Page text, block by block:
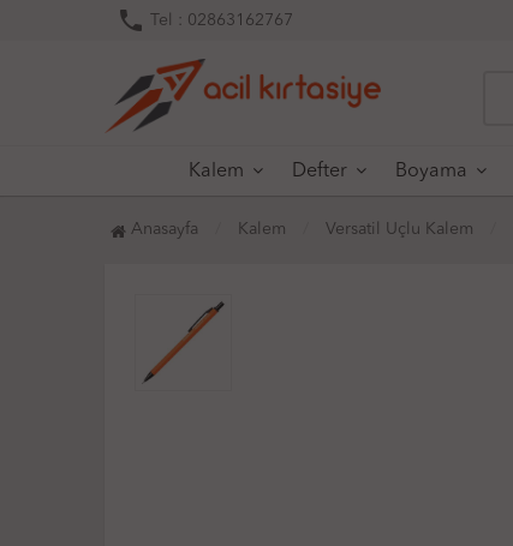
phone Tel : 02863162767
Kalem Defter Boyama
Anasayfa Kalem Versatil Uçlu Kalem